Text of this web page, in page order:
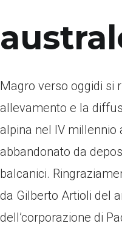
Magro verso oggidi si
allevamento e la
alpina nel IV millennio
abbandonato da
balcanici.
da Gilberto Artioli del
dell’corporazione di